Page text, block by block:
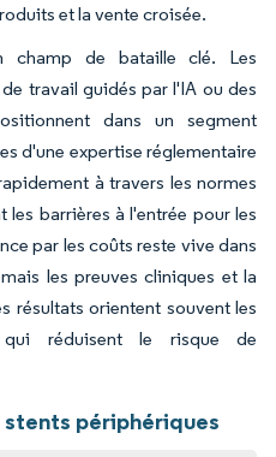
et la vente croisée.
champ de bataille clé. Les
travail guidés par l'IA ou des
dans un segment
d'une expertise réglementaire
à travers les normes
les barrières à l'entrée pour les
par les coûts reste vive dans
les preuves cliniques et la
résultats orientent souvent les
réduisent le risque de
périphériques